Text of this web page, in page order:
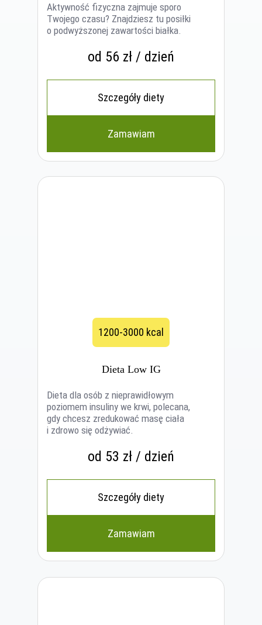
Aktywność fizyczna zajmuje sporo
Twojego czasu? Znajdziesz tu posiłki
o podwyższonej zawartości białka.
od 56 zł / dzień
Szczegóły diety
Zamawiam
1200-3000 kcal
Dieta Low IG
Dieta dla osób z nieprawidłowym
poziomem insuliny we krwi, polecana,
gdy chcesz zredukować masę ciała
i zdrowo się odżywiać.
od 53 zł / dzień
Szczegóły diety
Zamawiam